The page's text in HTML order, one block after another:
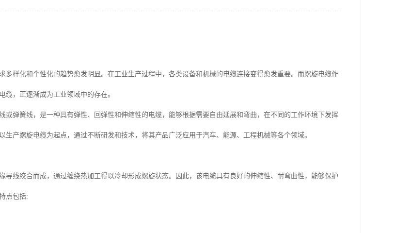
多样化和个性化的趋势愈发明显。在工业生产过程中，各类设备和机械的电缆连接变得愈发重要。而螺旋电缆作
缆，正逐渐成为工业领域中的存在。
或弹簧线，是一种具有弹性、回弹性和伸缩性的电缆，能够根据需要自由延展和弯曲，在不同的工作环境下发挥
生产螺旋电缆为起点，通过不断研发和技术，将其产品广泛应用于汽车、能源、工程机械等各个领域。
导线绞合而成，通过缠绕热加工得以冷却形成螺旋状态。因此，该电缆具有良好的伸缩性、耐弯曲性，能够保护
点包括: